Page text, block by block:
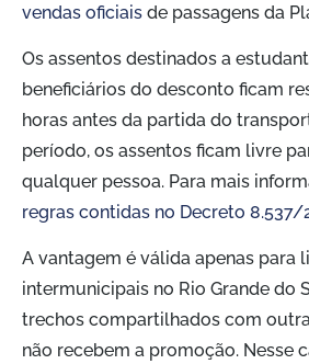
vendas oficiais de passagens da
Os assentos destinados a
beneficiários do desconto ficam
horas antes da partida do
período, os assentos ficam livre
qualquer pessoa. Para mais
regras contidas no Decreto 8.537/
A vantagem é válida apenas para
intermunicipais no Rio Grande do
trechos compartilhados com
não recebem a promoção. Nesse